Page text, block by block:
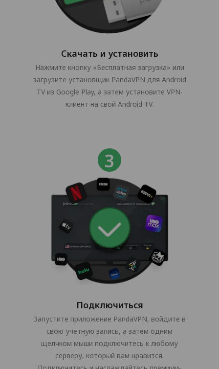
Скачать и установить
Нажмите кнопку «Бесплатная загрузка» или
загрузите установщик PandaVPN для Android
TV из Google Play, а затем установите VPN-
клиент на свой Android TV.
Подключиться
Запустите приложение PandaVPN, войдите в
свою учетную запись, а затем одним
щелчком мыши подключитесь к любому
серверу, который вам нравится.